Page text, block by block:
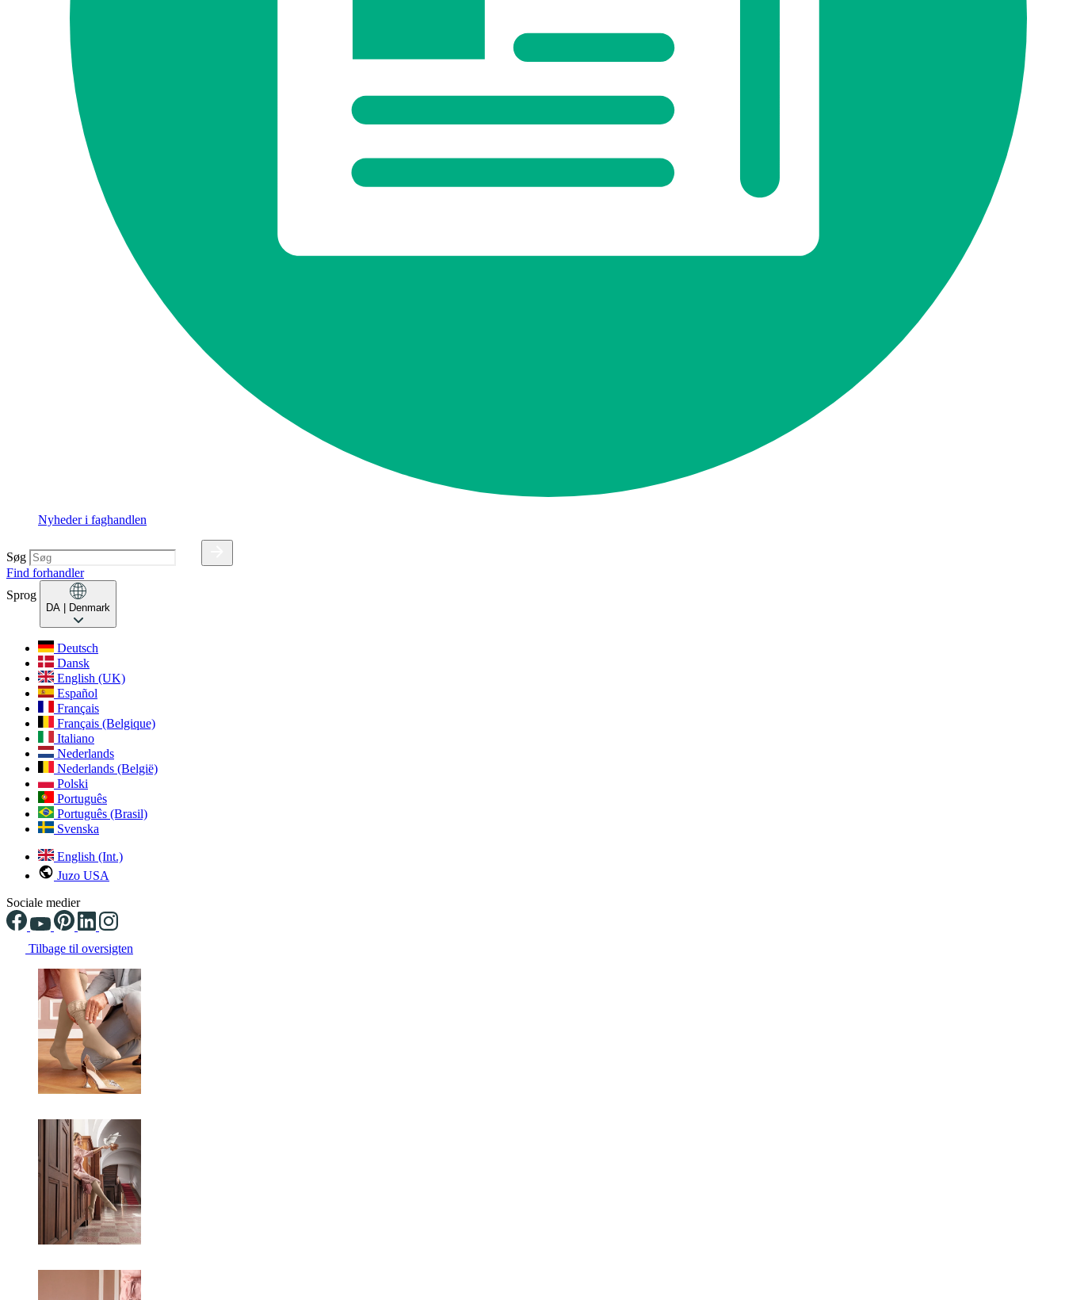
Nyheder i faghandlen
Søg
Find forhandler
Sprog
DA | Denmark
Deutsch
Dansk
English (UK)
Español
Français
Français (Belgique)
Italiano
Nederlands
Nederlands (België)
Polski
Português
Português (Brasil)
Svenska
English (Int.)
Juzo USA
Sociale medier
Tilbage til oversigten